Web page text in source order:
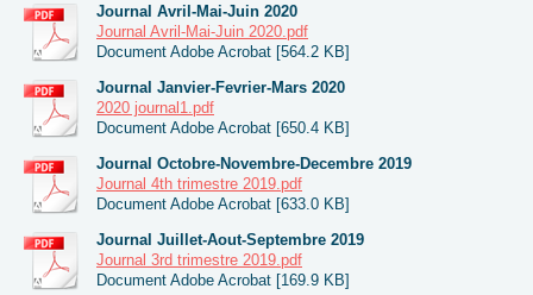
Journal Avril-Mai-Juin 2020
Journal Avril-Mai-Juin 2020.pdf
Document Adobe Acrobat [564.2 KB]
Journal Janvier-Fevrier-Mars 2020
2020 journal1.pdf
Document Adobe Acrobat [650.4 KB]
Journal Octobre-Novembre-Decembre 2019
Journal 4th trimestre 2019.pdf
Document Adobe Acrobat [633.0 KB]
Journal Juillet-Aout-Septembre 2019
Journal 3rd trimestre 2019.pdf
Document Adobe Acrobat [169.9 KB]